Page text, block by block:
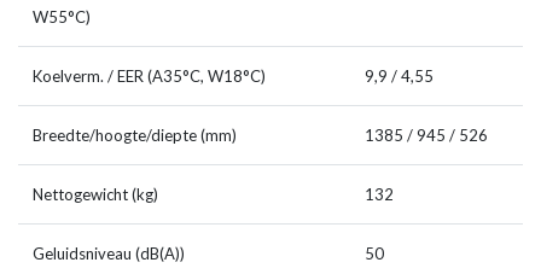
W55°C)
Koelverm. / EER (A35°C, W18°C) 9,9 / 4,55
Breedte/hoogte/diepte (mm) 1385 / 945 / 526
Nettogewicht (kg) 132
Geluidsniveau (dB(A)) 50